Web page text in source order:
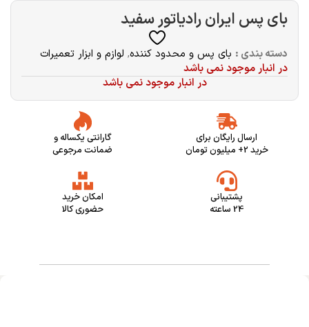
بای پس ایران رادیاتور سفيد
دسته بندی : بای پس و محدود کننده, لوازم و ابزار تعمیرات
در انبار موجود نمی باشد
در انبار موجود نمی باشد
ارسال رایگان برای
خرید 2+ میلیون تومان
گارانتی یکساله و
ضمانت مرجوعی
پشتیبانی
24 ساعته
امکان خرید
حضوری کالا